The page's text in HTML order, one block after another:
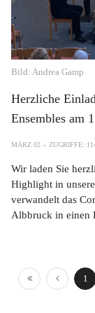
Bild: Andrea Gamp
Herzliche
Ensembles am
MÄRZ 02 ZUGRIFFE:
Wir laden Sie
Highlight in
verwandelt das
Albbruck in einen
1